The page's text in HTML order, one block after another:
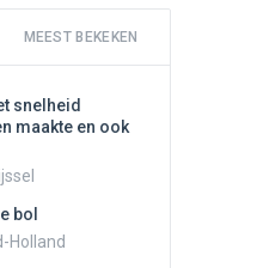
MEEST BEKEKEN
snelheid
maakte en ook
bol
Holland